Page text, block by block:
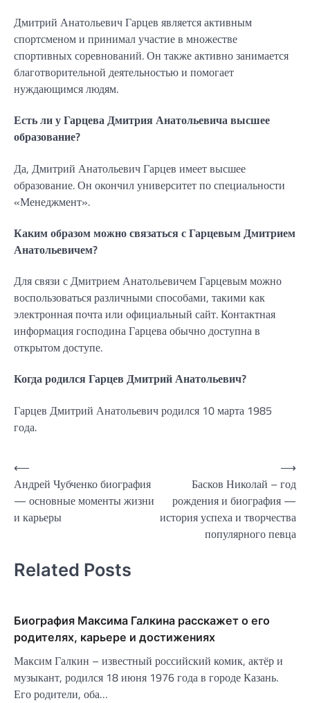
Дмитрий Анатольевич Гарцев является активным
спортсменом и принимал участие в множестве
спортивных соревнований. Он также активно занимается
благотворительной деятельностью и помогает
нуждающимся людям.
Есть ли у Гарцева Дмитрия Анатольевича высшее
образование?
Да, Дмитрий Анатольевич Гарцев имеет высшее
образование. Он окончил университет по специальности
«Менеджмент».
Каким образом можно связаться с Гарцевым Дмитрием
Анатольевичем?
Для связи с Дмитрием Анатольевичем Гарцевым можно
воспользоваться различными способами, такими как
электронная почта или официальный сайт. Контактная
информация господина Гарцева обычно доступна в
открытом доступе.
Когда родился Гарцев Дмитрий Анатольевич?
Гарцев Дмитрий Анатольевич родился 10 марта 1985
года.
Навигация
по
записям
⟵
Андрей Чубченко биография
— основные моменты жизни
и карьеры
Басков Николай – год
рождения и биография —
история успеха и творчества
популярного певца
⟶
Related Posts
Биография Максима Галкина расскажет о его
родителях, карьере и достижениях
Максим Галкин – известный российский комик, актёр и
музыкант, родился 18 июня 1976 года в городе Казань.
Его родители, оба…